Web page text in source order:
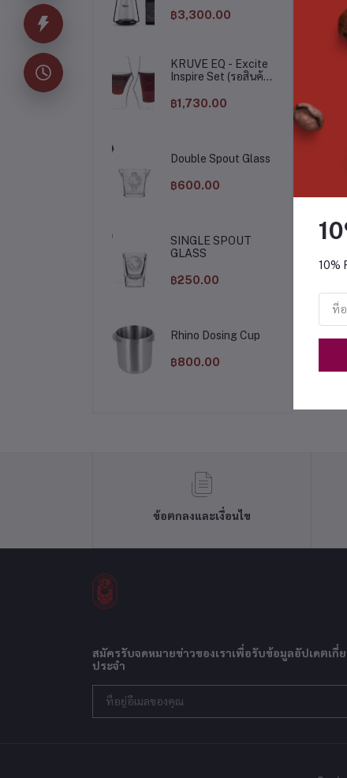
฿3,300.00
KRUVE EQ - Excite
Inspire Set (รอสินค้า
฿1,730.00
Double Spout Glass
฿600.00
SINGLE SPOUT
GLASS
฿250.00
Rhino Dosing Cup
฿800.00
฿6,300.00
ข้อตกลงและเงื่อนไข
สมัครรับจดหมายข่าวของเราเพื่อรับข้อมูลอัปเดตเกี่
ประจำ
10%